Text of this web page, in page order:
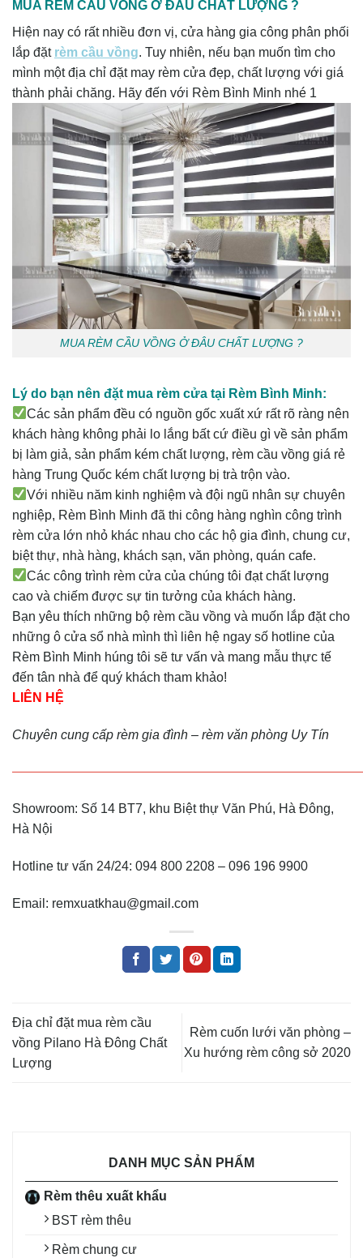
DANH MỤC SẢN PHẨM
Rèm thêu xuất khẩu
BST rèm thêu
Rèm chung cư
MUA RÈM CẦU VỒNG Ở ĐÂU CHẤT LƯỢNG ?
Hiện nay có rất nhiều đơn vị, cửa hàng gia công phân phối
lắp đặt rèm cầu vồng. Tuy nhiên, nếu bạn muốn tìm cho
mình một địa chỉ đặt may rèm cửa đẹp, chất lượng với giá
thành phải chăng. Hãy đến với Rèm Bình Minh nhé 1
MUA RÈM CẦU VỒNG Ở ĐÂU CHẤT LƯỢNG ?
Lý do bạn nên đặt mua rèm cửa tại Rèm Bình Minh:
Các sản phẩm đều có nguồn gốc xuất xứ rất rõ ràng nên
khách hàng không phải lo lắng bất cứ điều gì về sản phẩm
bị làm giả, sản phẩm kém chất lượng, rèm cầu vồng giá rẻ
hàng Trung Quốc kém chất lượng bị trà trộn vào.
Với nhiều năm kinh nghiệm và đội ngũ nhân sự chuyên
nghiệp, Rèm Bình Minh đã thi công hàng nghìn công trình
rèm cửa lớn nhỏ khác nhau cho các hộ gia đình, chung cư,
biệt thự, nhà hàng, khách sạn, văn phòng, quán cafe.
Các công trình rèm cửa của chúng tôi đạt chất lượng
cao và chiếm được sự tin tưởng của khách hàng.
Bạn yêu thích những bộ rèm cầu vồng và muốn lắp đặt cho
những ô cửa sổ nhà mình thì liên hệ ngay số hotline của
Rèm Bình Minh húng tôi sẽ tư vấn và mang mẫu thực tế
đến tân nhà để quý khách tham khảo!
LIÊN HỆ
Chuyên cung cấp rèm gia đình – rèm văn phòng Uy Tín
Showroom: Số 14 BT7, khu Biệt thự Văn Phú, Hà Đông,
Hà Nội
Hotline tư vấn 24/24: 094 800 2208 – 096 196 9900
Email: remxuatkhau@gmail.com
Địa chỉ đặt mua rèm cầu
vồng Pilano Hà Đông Chất
Lượng
Rèm cuốn lưới văn phòng –
Xu hướng rèm công sở 2020